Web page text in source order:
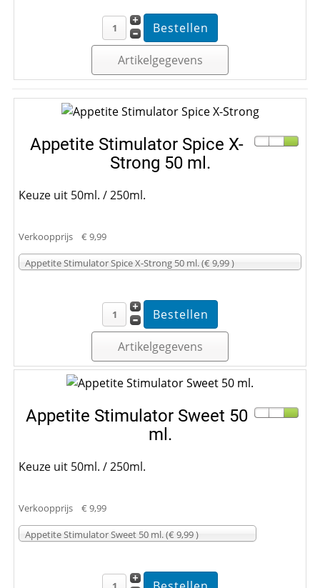
Artikelgegevens
Appetite Stimulator Spice X-
Strong 50 ml.
Keuze uit 50ml. / 250ml.
Verkoopprijs € 9,99
Appetite Stimulator Spice X-Strong 50 ml. (€ 9,99 )
Artikelgegevens
Appetite Stimulator Sweet 50
ml.
Keuze uit 50ml. / 250ml.
Verkoopprijs € 9,99
Appetite Stimulator Sweet 50 ml. (€ 9,99 )